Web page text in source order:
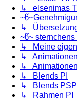
↳ elsenimas
↳
~წ~
↳ Meine
↳ Animationen
↳
↳ Blends PI
↳ Blends PSP
↳ Rahmen PI